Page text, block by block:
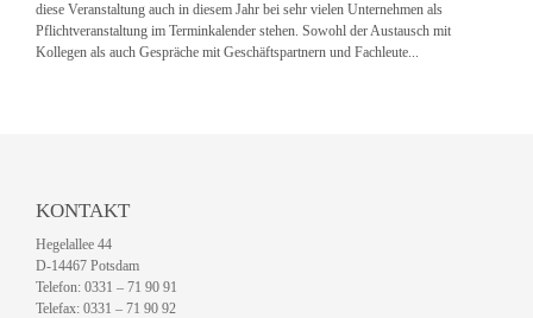
diese Veranstaltung auch in diesem Jahr bei sehr vielen Unternehmen als
Pflichtveranstaltung im Terminkalender stehen. Sowohl der Austausch mit
Kollegen als auch Gespräche mit Geschäftspartnern und Fachleute...
KONTAKT
Hegelallee 44
D-14467 Potsdam
Telefon: 0331 – 71 90 91
Telefax: 0331 – 71 90 92